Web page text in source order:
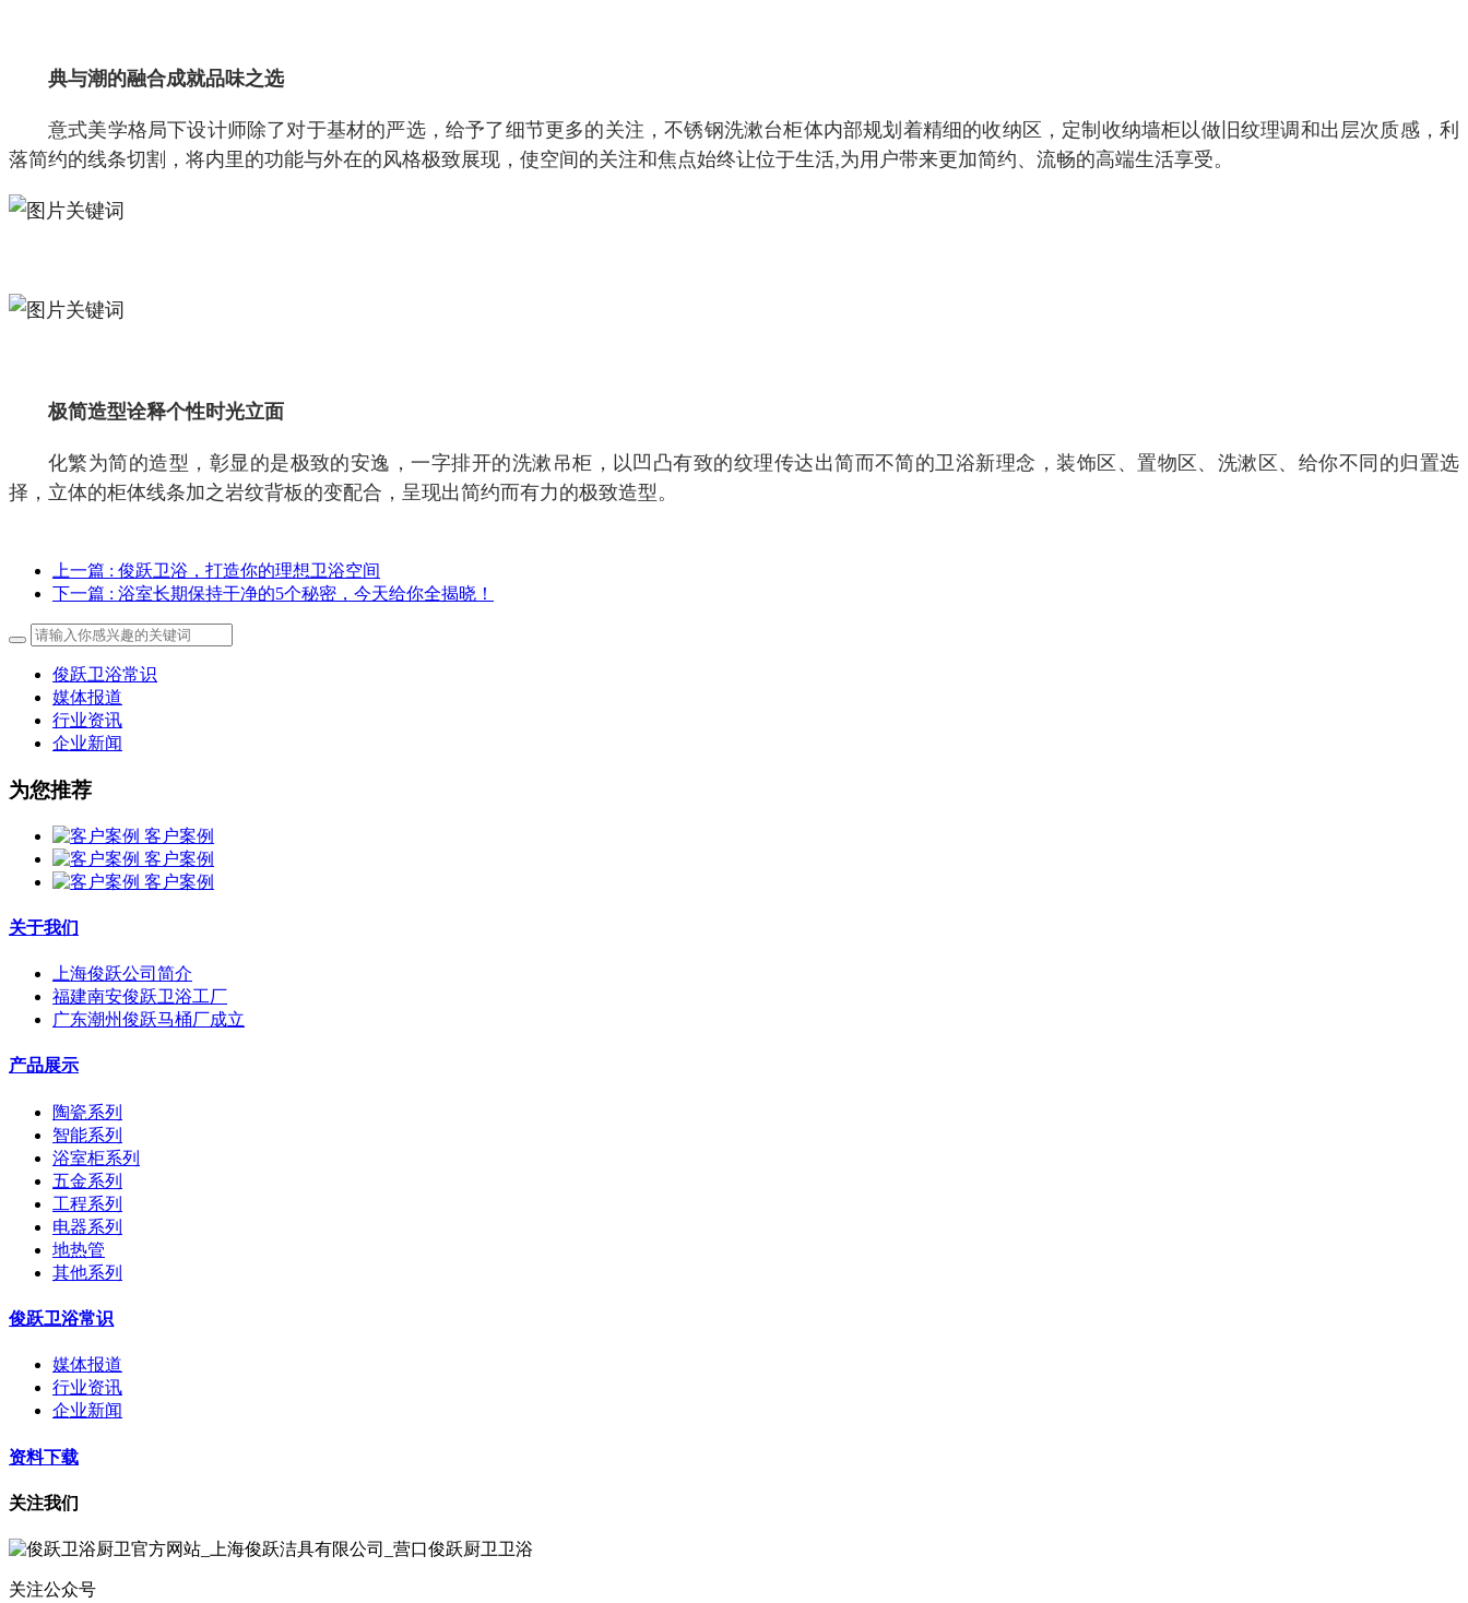
典与潮的融合成就品味之选
意式美学格局下设计师除了对于基材的严选，给予了细节更多的关注，不锈钢洗漱台柜体内部规划着精细的收纳区，定制收纳墙柜以做旧纹理调和出层次质感，利
落简约的线条切割，将内里的功能与外在的风格极致展现，使空间的关注和焦点始终让位于生活,为用户带来更加简约、流畅的高端生活享受。
极简造型诠释个性时光立面
化繁为简的造型，彰显的是极致的安逸，一字排开的洗漱吊柜，以凹凸有致的纹理传达出简而不简的卫浴新理念，装饰区、置物区、洗漱区、给你不同的归置选
择，立体的柜体线条加之岩纹背板的变配合，呈现出简约而有力的极致造型。
上一篇 : 俊跃卫浴，打造你的理想卫浴空间
下一篇 : 浴室长期保持干净的5个秘密，今天给你全揭晓！
俊跃卫浴常识
媒体报道
行业资讯
企业新闻
为您推荐
客户案例
客户案例
客户案例
关于我们
上海俊跃公司简介
福建南安俊跃卫浴工厂
广东潮州俊跃马桶厂成立
产品展示
陶瓷系列
智能系列
浴室柜系列
五金系列
工程系列
电器系列
地热管
其他系列
俊跃卫浴常识
媒体报道
行业资讯
企业新闻
资料下载
关注我们
关注公众号